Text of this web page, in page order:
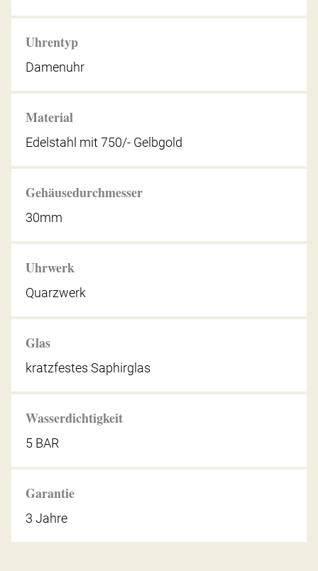
Uhrentyp
Damenuhr
Material
Edelstahl mit 750/- Gelbgold
Gehäusedurchmesser
30mm
Uhrwerk
Quarzwerk
Glas
kratzfestes Saphirglas
Wasserdichtigkeit
5 BAR
Garantie
3 Jahre